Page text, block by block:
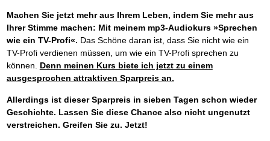
Machen Sie jetzt mehr aus Ihrem Leben, indem Sie mehr aus
Ihrer Stimme machen: Mit meinem mp3-Audiokurs »Sprechen
wie ein TV-Profi«. Das Schöne daran ist, dass Sie nicht wie ein
TV-Profi verdienen müssen, um wie ein TV-Profi sprechen zu
können. Denn meinen Kurs biete ich jetzt zu einem
ausgesprochen attraktiven Sparpreis an.
Allerdings ist dieser Sparpreis in sieben Tagen schon wieder
Geschichte. Lassen Sie diese Chance also nicht ungenutzt
verstreichen. Greifen Sie zu. Jetzt!